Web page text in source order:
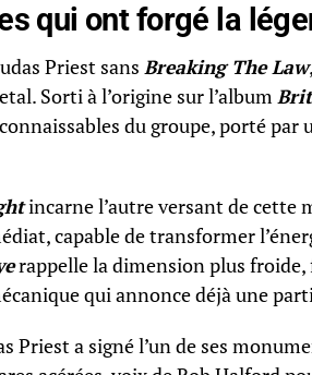
qui ont forgé la
Priest sans Breaking The Law
Sorti à l’origine sur l’album
du groupe, porté
incarne l’autre versant de cette
capable de transformer
rappelle la dimension plus
qui annonce déjà une
Priest a signé l’un de ses